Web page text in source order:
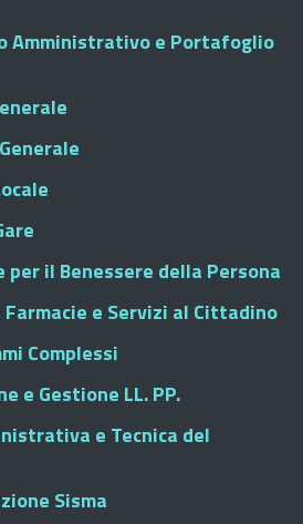
Amministrativo e Portafoglio
il Benessere della Persona
e Servizi al Cittadino
Complessi
e Gestione LL. PP.
e Tecnica del
Sisma